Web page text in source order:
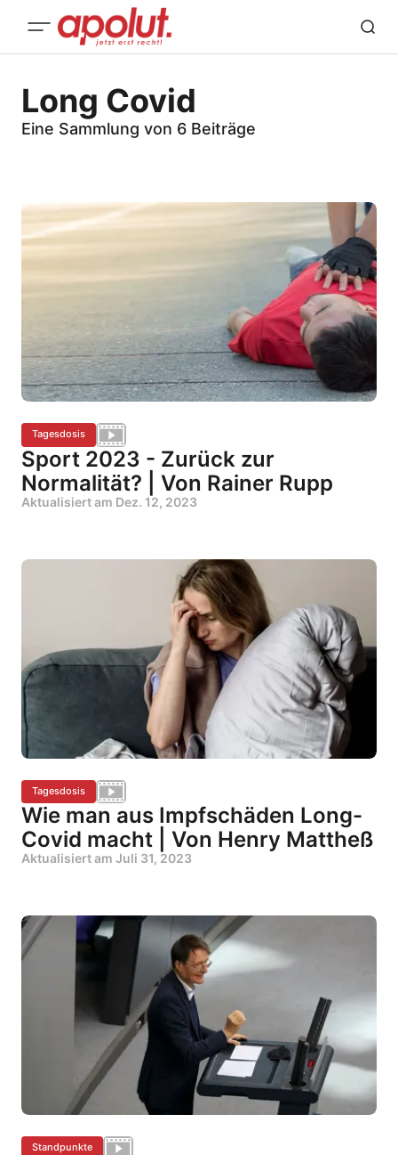
Long Covid
Eine Sammlung von 6 Beiträge
Tagesdosis
Sport 2023 - Zurück zur
Normalität? | Von Rainer Rupp
Aktualisiert am Dez. 12, 2023
Tagesdosis
Wie man aus Impfschäden Long-
Covid macht | Von Henry Mattheß
Aktualisiert am Juli 31, 2023
Standpunkte